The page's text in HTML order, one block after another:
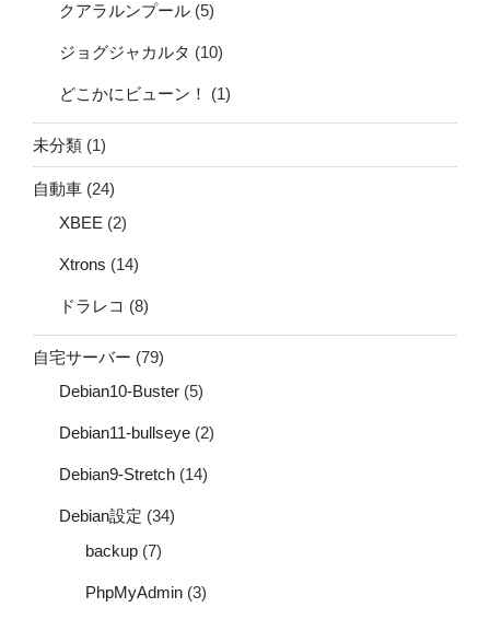
クアラルンプール (5)
ジョグジャカルタ (10)
どこかにビューン！ (1)
未分類 (1)
自動車 (24)
XBEE (2)
Xtrons (14)
ドラレコ (8)
自宅サーバー (79)
Debian10-Buster (5)
Debian11-bullseye (2)
Debian9-Stretch (14)
Debian設定 (34)
backup (7)
PhpMyAdmin (3)